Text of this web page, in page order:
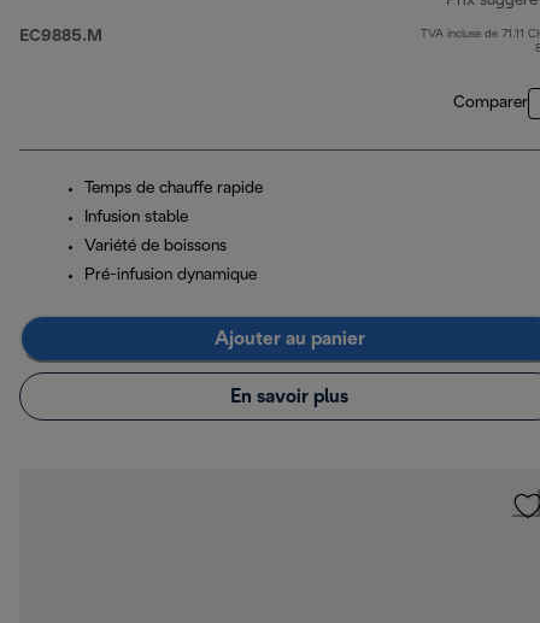
EC9885.M
TVA incluse de 71.11
Comparer
Temps de chauffe rapide
Infusion stable
Variété de boissons
Pré-infusion dynamique
Ajouter au panier
En savoir plus